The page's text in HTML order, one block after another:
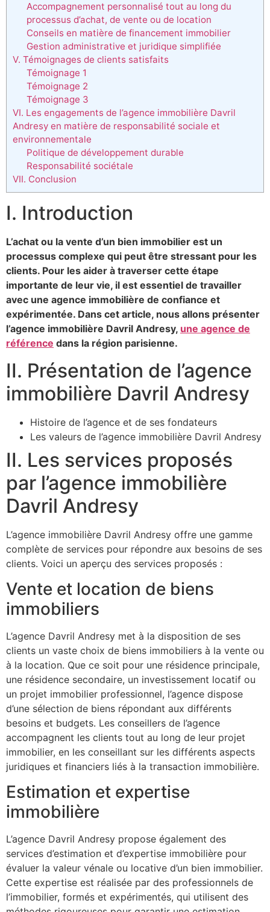
Accompagnement personnalisé tout au long du
processus d’achat, de vente ou de location
Conseils en matière de financement immobilier
Gestion administrative et juridique simplifiée
V. Témoignages de clients satisfaits
Témoignage 1
Témoignage 2
Témoignage 3
VI. Les engagements de l’agence immobilière Davril
Andresy en matière de responsabilité sociale et
environnementale
Politique de développement durable
Responsabilité sociétale
VII. Conclusion
I. Introduction
L’achat ou la vente d’un bien immobilier est un
processus complexe qui peut être stressant pour les
clients. Pour les aider à traverser cette étape
importante de leur vie, il est essentiel de travailler
avec une agence immobilière de confiance et
expérimentée. Dans cet article, nous allons présenter
l’agence immobilière Davril Andresy, une agence de
référence dans la région parisienne.
II. Présentation de l’agence
immobilière Davril Andresy
Histoire de l’agence et de ses fondateurs
Les valeurs de l’agence immobilière Davril Andresy
II. Les services proposés
par l’agence immobilière
Davril Andresy
L’agence immobilière Davril Andresy offre une gamme
complète de services pour répondre aux besoins de ses
clients. Voici un aperçu des services proposés :
Vente et location de biens
immobiliers
L’agence Davril Andresy met à la disposition de ses
clients un vaste choix de biens immobiliers à la vente ou
à la location. Que ce soit pour une résidence principale,
une résidence secondaire, un investissement locatif ou
un projet immobilier professionnel, l’agence dispose
d’une sélection de biens répondant aux différents
besoins et budgets. Les conseillers de l’agence
accompagnent les clients tout au long de leur projet
immobilier, en les conseillant sur les différents aspects
juridiques et financiers liés à la transaction immobilière.
Estimation et expertise
immobilière
L’agence Davril Andresy propose également des
services d’estimation et d’expertise immobilière pour
évaluer la valeur vénale ou locative d’un bien immobilier.
Cette expertise est réalisée par des professionnels de
l’immobilier, formés et expérimentés, qui utilisent des